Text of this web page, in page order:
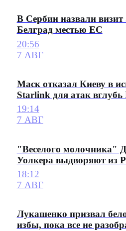
В Сербии назвали визит
Белград местью ЕС
20:56
7 АВГ
Маск отказал Киеву в
Starlink для атак вглубь
19:14
7 АВГ
"Веселого молочника"
Уолкера выдворяют из
18:12
7 АВГ
Лукашенко призвал
избы, пока все не